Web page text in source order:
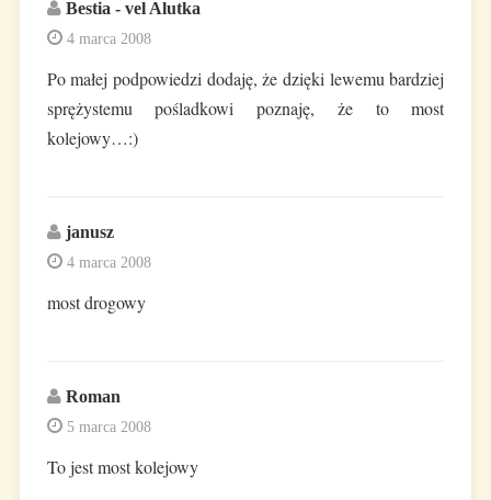
Bestia - vel Alutka
4 marca 2008
Po małej podpowiedzi dodaję, że dzięki lewemu bardziej
sprężystemu pośladkowi poznaję, że to most
kolejowy…:)
janusz
4 marca 2008
most drogowy
Roman
5 marca 2008
To jest most kolejowy